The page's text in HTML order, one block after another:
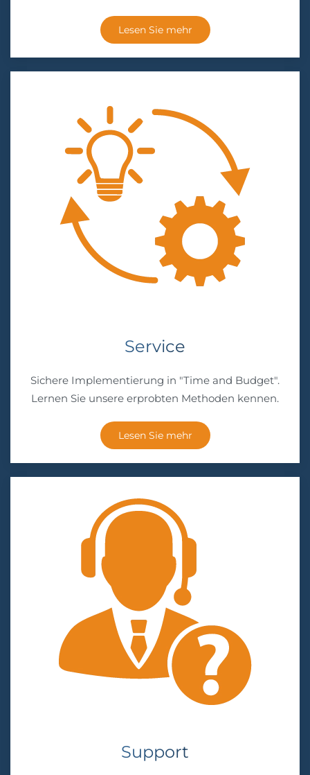
Lesen Sie mehr
Service
Sichere Implementierung in "Time and Budget".
Lernen Sie unsere erprobten Methoden kennen.
Lesen Sie mehr
Support